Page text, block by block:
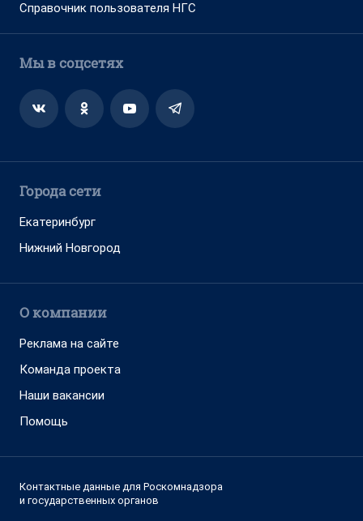
Справочник пользователя НГС
Мы в соцсетях
Города сети
Екатеринбург
Нижний Новгород
О компании
Реклама на сайте
Команда проекта
Наши вакансии
Помощь
Контактные данные для Роскомнадзора
и государственных органов